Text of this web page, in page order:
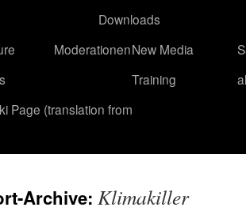
Downloads
ModerationenNew Media
Training
Page (translation from
Archive: Klimakiller